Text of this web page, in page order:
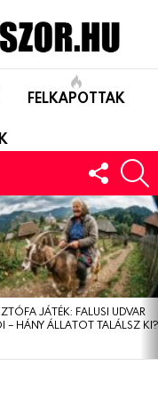
FELKAPOTTAK
US
JÁTÉK: FALUSI UDVAR
– HÁNY ÁLLATOT TALÁLSZ KI?